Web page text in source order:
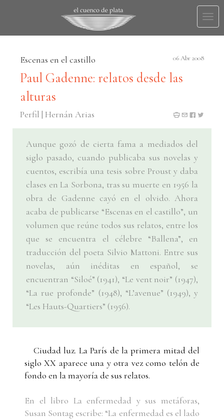
Escenas en el castillo 06 Abr 2008
Paul Gadenne: relatos desde las
alturas
Perfil | Hernán Arias
Aunque gozó de cierta fama a mediados del
siglo pasado, cuando publicaba sus novelas y
cuentos, escribía una tesis sobre Proust y daba
clases en La Sorbona, tras su muerte en 1956 la
obra de Gadenne cayó en el olvido. Ahora
acaba de publicarse “Escenas en el castillo”, un
volumen que reúne todos sus relatos, entre los
que se encuentra el célebre “Ballena”, en
traducción del poeta Silvio Mattoni. Entre sus
novelas, aún inéditas en español, se
encuentran “Siloé” (1941), “Le vent noir” (1947),
“La rue profonde” (1948), “L’avenue” (1949), y
“Les Hauts-Quartiers” (1956).
Ciudad luz. La París de la primera mitad del
siglo XX aparece una y otra vez como telón de
fondo en la mayoría de sus relatos.
En el libro La enfermedad y sus metáforas,
Susan Sontag escribe: “La enfermedad es el lado